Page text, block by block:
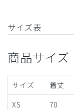
サイズ表
商品サイズ
サイズ 着丈
XS
70